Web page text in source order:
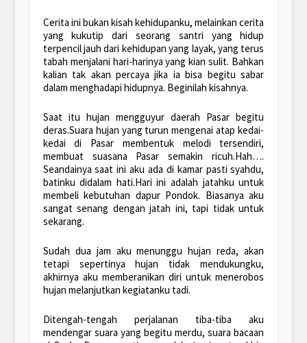
Cerita ini bukan kisah kehidupanku, melainkan cerita
yang kukutip dari seorang santri yang hidup
terpencil jauh dari kehidupan yang layak, yang terus
tabah menjalani hari-harinya yang kian sulit. Bahkan
kalian tak akan percaya jika ia bisa begitu sabar
dalam menghadapi hidupnya. Beginilah kisahnya.
Saat itu hujan mengguyur daerah Pasar begitu
deras.Suara hujan yang turun mengenai atap kedai-
kedai di Pasar membentuk melodi tersendiri,
membuat suasana Pasar semakin ricuh.Hah….
Seandainya saat ini aku ada di kamar pasti syahdu,
batinku didalam hati.Hari ini adalah jatahku untuk
membeli kebutuhan dapur Pondok. Biasanya aku
sangat senang dengan jatah ini, tapi tidak untuk
sekarang.
Sudah dua jam aku menunggu hujan reda, akan
tetapi sepertinya hujan tidak mendukungku,
akhirnya aku memberanikan diri untuk menerobos
hujan melanjutkan kegiatanku tadi.
Ditengah-tengah perjalanan tiba-tiba aku
mendengar suara yang begitu merdu, suara bacaan